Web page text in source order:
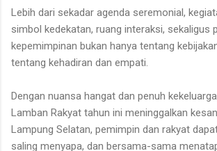
Lebih dari sekadar agenda seremonial,
simbol kedekatan, ruang interaksi, sekaligus
kepemimpinan bukan hanya tentang
tentang kehadiran dan empati.
Dengan nuansa hangat dan penuh
Lamban Rakyat tahun ini meninggalkan
Lampung Selatan, pemimpin dan rakyat
saling menyapa, dan bersama-sama